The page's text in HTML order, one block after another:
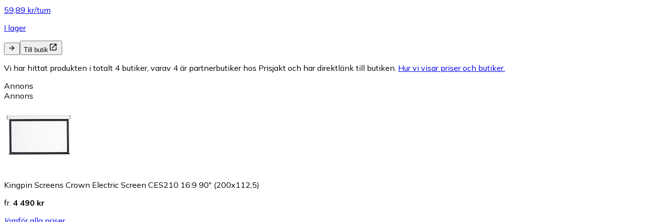
59,89 kr/tum
I lager
Till butik
Vi har hittat produkten i totalt 4 butiker, varav 4 är partnerbutiker hos Prisjakt och har direktlänk till butiken. Hur vi visar priser och butiker.
Annons
Annons
Kingpin Screens Crown Electric Screen CES210 16:9 90" (200x112,5)
fr. 4 490 kr